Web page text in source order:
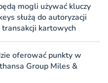
mogli używać kluczy
służą do autoryzacji
kartowych
oferować punkty w
Group Miles &